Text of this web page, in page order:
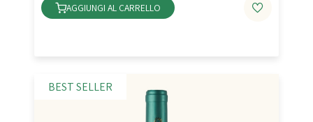
AGGIUNGI AL CARRELLO
BEST SELLER